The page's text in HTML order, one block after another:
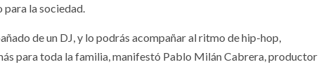
la sociedad.
de un DJ, y lo podrás acompañar al ritmo de hip-hop,
para toda la familia, manifestó Pablo Milán Cabrera, productor